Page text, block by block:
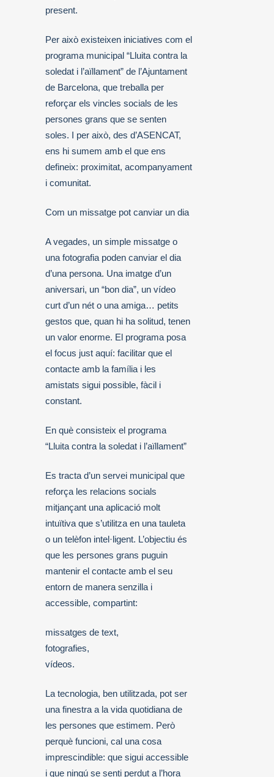
present.
Per això existeixen iniciatives com el
programa municipal “Lluita contra la
soledat i l’aïllament” de l’Ajuntament
de Barcelona, que treballa per
reforçar els vincles socials de les
persones grans que se senten
soles. I per això, des d’ASENCAT,
ens hi sumem amb el que ens
defineix: proximitat, acompanyament
i comunitat.
Com un missatge pot canviar un dia
A vegades, un simple missatge o
una fotografia poden canviar el dia
d’una persona. Una imatge d’un
aniversari, un “bon dia”, un vídeo
curt d’un nét o una amiga… petits
gestos que, quan hi ha solitud, tenen
un valor enorme. El programa posa
el focus just aquí: facilitar que el
contacte amb la família i les
amistats sigui possible, fàcil i
constant.
En què consisteix el programa
“Lluita contra la soledat i l’aïllament”
Es tracta d’un servei municipal que
reforça les relacions socials
mitjançant una aplicació molt
intuïtiva que s’utilitza en una tauleta
o un telèfon intel·ligent. L’objectiu és
que les persones grans puguin
mantenir el contacte amb el seu
entorn de manera senzilla i
accessible, compartint:
missatges de text,
fotografies,
vídeos.
La tecnologia, ben utilitzada, pot ser
una finestra a la vida quotidiana de
les persones que estimem. Però
perquè funcioni, cal una cosa
imprescindible: que sigui accessible
i que ningú se senti perdut a l’hora